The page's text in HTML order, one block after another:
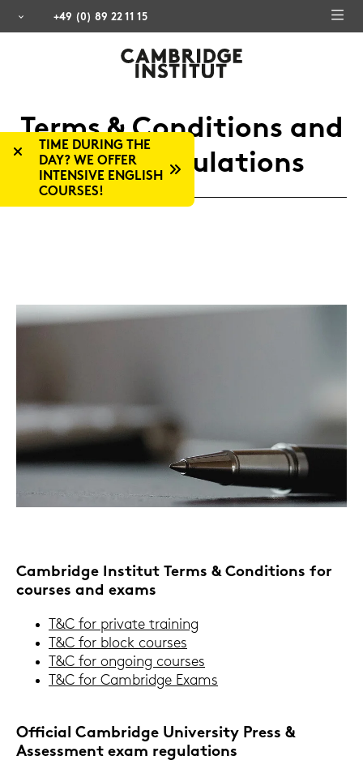
DURING THE
WE OFFER
ENGLISH
+49 (0) 89 22 11 15
Terms & Con­di­ti­ons and
Exam Re­gu­la­ti­ons
Cam­bridge In­sti­tut Terms & Con­di­ti­ons for
cour­ses and exams
T&C for pri­va­te trai­ning
T&C for block cour­ses
T&C for on­go­ing cour­ses
T&C for Cam­bridge Exams
Of­fi­ci­al Cam­bridge Uni­ver­si­ty Press &
As­sess­ment exam re­gu­la­ti­ons